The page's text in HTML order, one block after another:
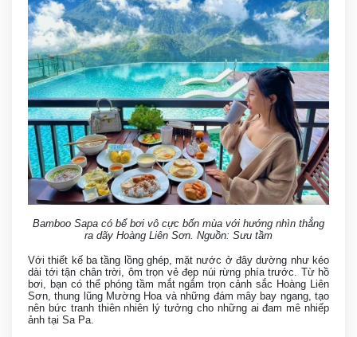
Bamboo Sapa có bể bơi vô cực bốn mùa với hướng nhìn thẳng
ra dãy Hoàng Liên Sơn. Nguồn: Sưu tầm
Với thiết kế ba tầng lồng ghép, mặt nước ở đây dường như kéo
dài tới tận chân trời, ôm trọn vẻ đẹp núi rừng phía trước. Từ hồ
bơi, bạn có thể phóng tầm mắt ngắm trọn cảnh sắc Hoàng Liên
Sơn, thung lũng Mường Hoa và những đám mây bay ngang, tạo
nên bức tranh thiên nhiên lý tưởng cho những ai đam mê nhiếp
ảnh tại Sa Pa.